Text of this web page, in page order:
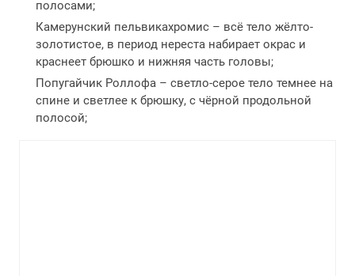
полосами;
Камерунский пельвикахромис – всё тело жёлто-
золотистое, в период нереста набирает окрас и
краснеет брюшко и нижняя часть головы;
Попугайчик Роллофа – светло-серое тело темнее на
спине и светлее к брюшку, с чёрной продольной
полосой;